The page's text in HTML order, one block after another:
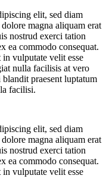
elit, sed diam
magna aliquam erat
nostrud exerci tation
ea commodo consequat.
vulputate velit esse
nulla facilisis at vero
praesent luptatum
facilisi.
elit, sed diam
magna aliquam erat
nostrud exerci tation
ea commodo consequat.
vulputate velit esse